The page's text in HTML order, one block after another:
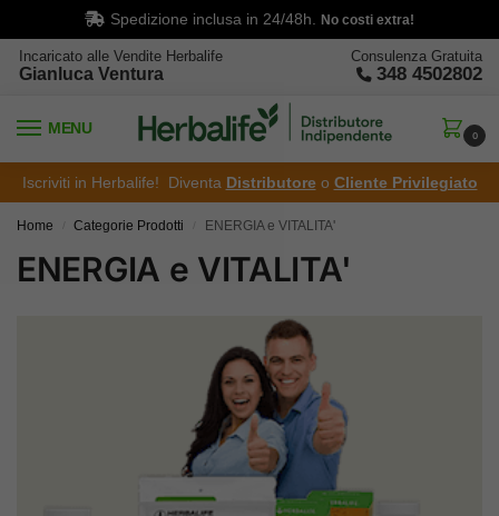
Spedizione inclusa in 24/48h. No costi extra!
Incaricato alle Vendite Herbalife
Gianluca Ventura
Consulenza Gratuita
348 4502802
MENU 0
Iscriviti in Herbalife! Diventa Distributore o Cliente Privilegiato
Home Categorie Prodotti ENERGIA e VITALITA'
ENERGIA e VITALITA'